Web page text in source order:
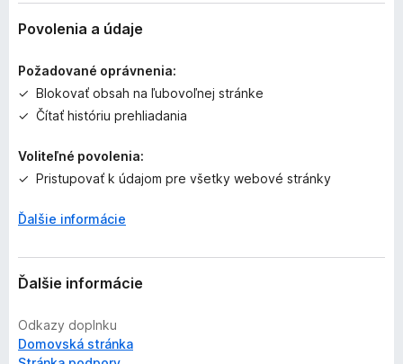
a
ľ
i
e
h
o
n
n
Povolenia a údaje
Požadované oprávnenia:
Blokovať obsah na ľubovoľnej stránke
Čítať históriu prehliadania
Voliteľné povolenia:
Pristupovať k údajom pre všetky webové stránky
Ďalšie informácie
Ďalšie informácie
Odkazy doplnku
Domovská stránka